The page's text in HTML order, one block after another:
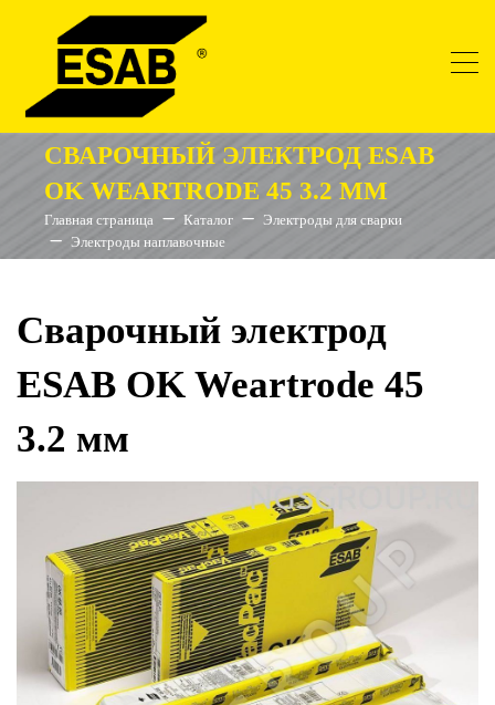
СВАРОЧНЫЙ ЭЛЕКТРОД ESAB
OK WEARTRODE 45 3.2 ММ
Главная страница Каталог
Электроды для сварки
Электроды наплавочные
Сварочный электрод
ESAB OK Weartrode 45
3.2 мм